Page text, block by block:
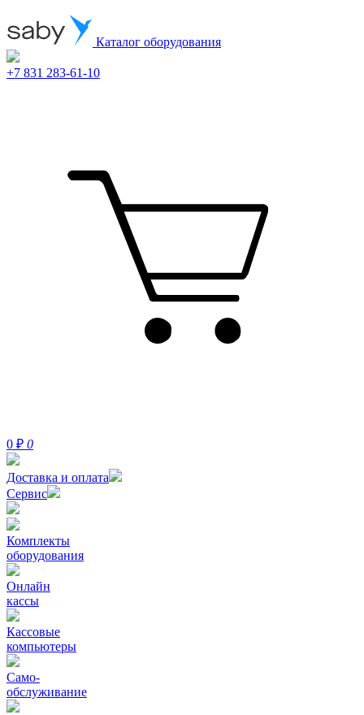
Каталог оборудования
+7 831 283-61-10
0 ₽ 0
Доставка и оплата
Сервис
Комплекты
оборудования
Онлайн
кассы
Кассовые
компьютеры
Само-
обслуживание